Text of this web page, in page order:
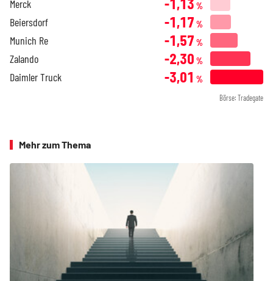
Merck -1,13 %
Beiersdorf -1,17 %
Munich Re -1,57 %
Zalando -2,30 %
Daimler Truck -3,01 %
Börse: Tradegate
Mehr zum Thema